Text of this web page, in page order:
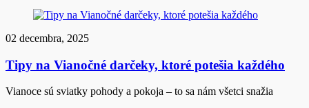
02 decembra, 2025
Tipy na Vianočné darčeky, ktoré potešia každého
Vianoce sú sviatky pohody a pokoja – to sa nám všetci snažia